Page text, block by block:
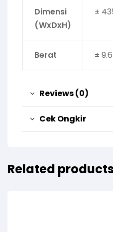
Dimensi
(WxDxH)
±
Berat ±
Reviews (0)
Cek Ongkir
Related